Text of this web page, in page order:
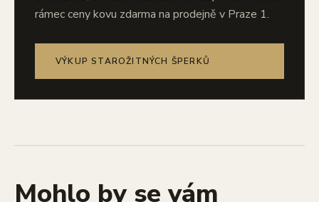
rámec ceny kovu zdarma na prodejně v Praze 1.
VÝKUP STAROŽITNÝCH ŠPERKŮ
Mohlo by se vám